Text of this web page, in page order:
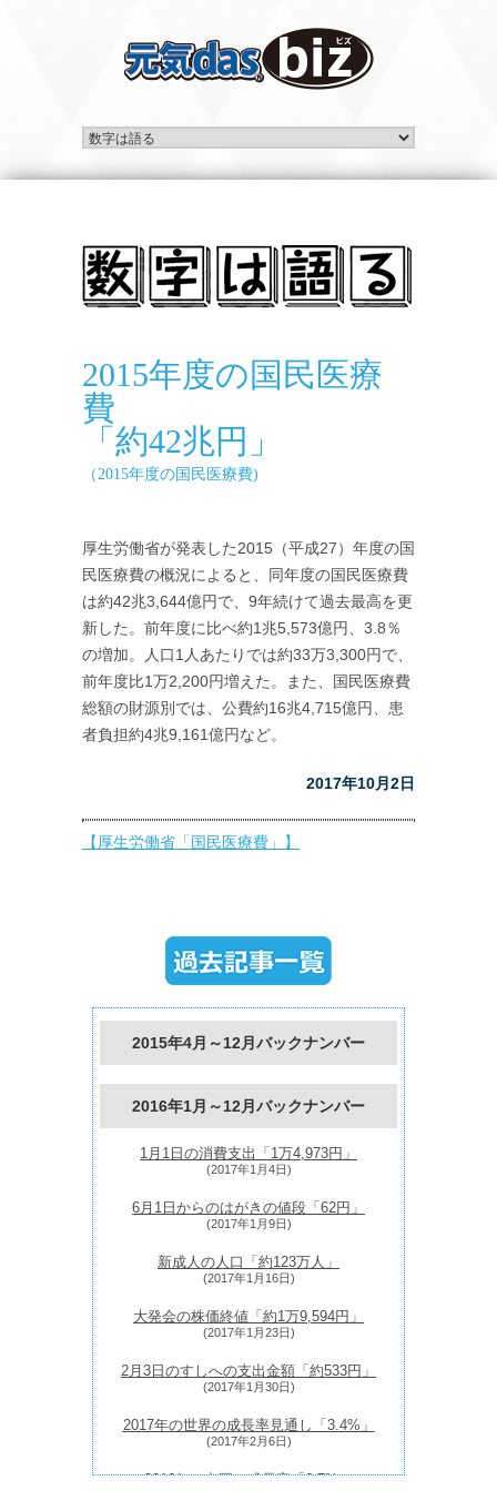
2015年度の国民医療
費
「約42兆円」
（2015年度の国民医療費)
厚生労働省が発表した2015（平成27）年度の国
民医療費の概況によると、同年度の国民医療費
は約42兆3,644億円で、9年続けて過去最高を更
新した。前年度に比べ約1兆5,573億円、3.8％
の増加。人口1人あたりでは約33万3,300円で、
前年度比1万2,200円増えた。また、国民医療費
総額の財源別では、公費約16兆4,715億円、患
者負担約4兆9,161億円など。
2017年10月2日
【厚生労働省「国民医療費」】
2015年4月～12月バックナンバー
2016年1月～12月バックナンバー
1月1日の消費支出「1万4,973円」
(2017年1月4日)
6月1日からのはがきの値段「62円」
(2017年1月9日)
新成人の人口「約123万人」
(2017年1月16日)
大発会の株価終値「約1万9,594円」
(2017年1月23日)
2月3日のすしへの支出金額「約533円」
(2017年1月30日)
2017年の世界の成長率見通し「3.4%」
(2017年2月6日)
2016年の中国の成長率「6.7%」